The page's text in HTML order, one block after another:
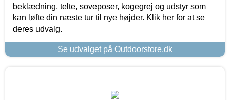
beklædning, telte, soveposer, kogegrej og udstyr som
kan løfte din næste tur til nye højder. Klik her for at se
deres udvalg.
Se udvalget på Outdoorstore.dk